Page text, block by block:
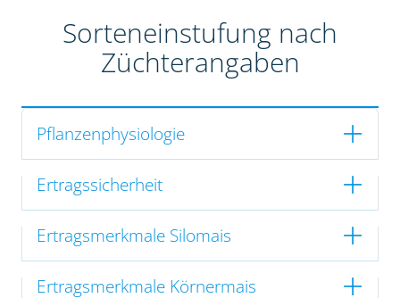
Sorteneinstufung nach
Züchterangaben
Pflanzenphysiologie
Ertragssicherheit
Ertragsmerkmale Silomais
Ertragsmerkmale Körnermais